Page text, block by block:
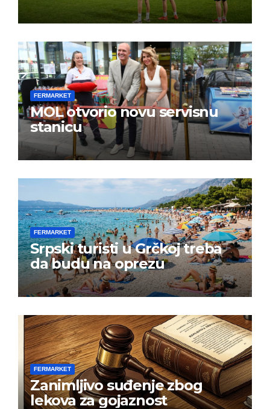
FERMARKET
MOL otvorio novu servisnu
stanicu
FERMARKET
Srpski turisti u Grčkoj treba
da budu na oprezu
FERMARKET
Zanimljivo suđenje zbog
lekova za gojaznost